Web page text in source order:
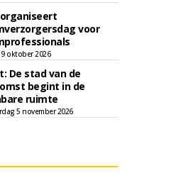
voor
oktober 2026
De stad van de
begint in de
ruimte
5 november 2026